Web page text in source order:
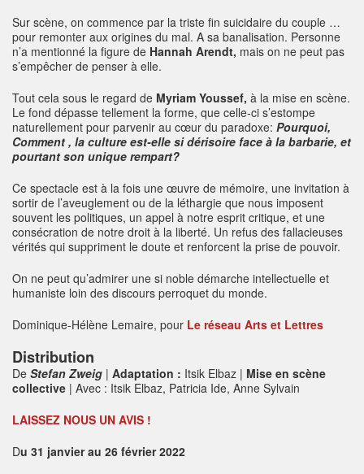
Sur scène, on commence par la triste fin suicidaire du couple …
pour remonter aux origines du mal. A sa banalisation. Personne
n’a mentionné la figure de Hannah Arendt, mais on ne peut pas
s’empêcher de penser à elle.
Tout cela sous le regard de Myriam Youssef, à la mise en scène.
Le fond dépasse tellement la forme, que celle-ci s’estompe
naturellement pour parvenir au cœur du paradoxe: Pourquoi,
Comment , la culture est-elle si dérisoire face à la barbarie, et
pourtant son unique rempart?
Ce spectacle est à la fois une œuvre de mémoire, une invitation à
sortir de l’aveuglement ou de la léthargie que nous imposent
souvent les politiques, un appel à notre esprit critique, et une
consécration de notre droit à la liberté. Un refus des fallacieuses
vérités qui suppriment le doute et renforcent la prise de pouvoir.
On ne peut qu’admirer une si noble démarche intellectuelle et
humaniste loin des discours perroquet du monde.
Dominique-Hélène Lemaire, pour Le réseau Arts et Lettres
Distribution
De Stefan Zweig | Adaptation : Itsik Elbaz | Mise en scène
collective | Avec : Itsik Elbaz, Patricia Ide, Anne Sylvain
LAISSEZ NOUS UN AVIS !
Du 31 janvier au 26 février 2022